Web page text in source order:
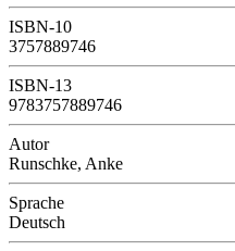
ISBN-10
3757889746
ISBN-13
9783757889746
Autor
Runschke, Anke
Sprache
Deutsch